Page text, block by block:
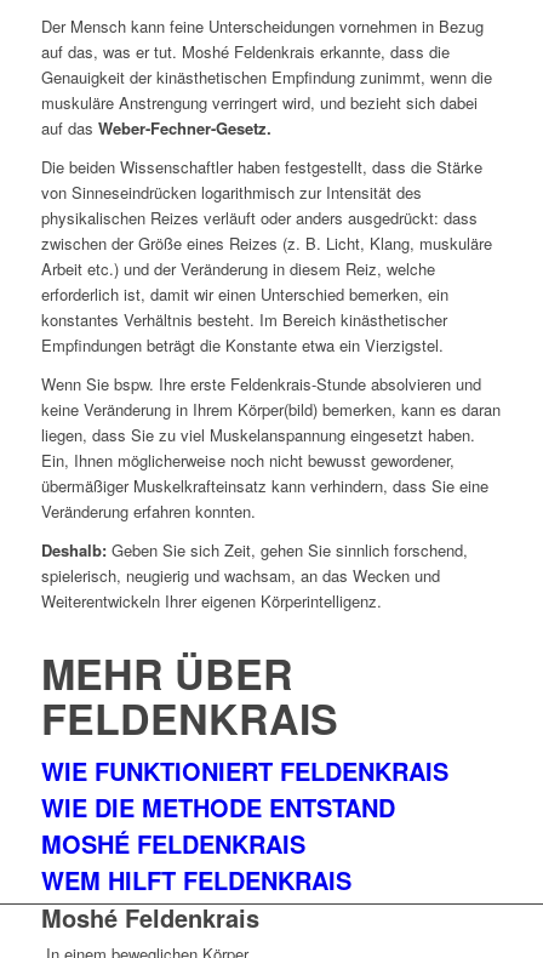
Der Mensch kann feine Unterscheidungen vornehmen in Bezug
auf das, was er tut. Moshé Feldenkrais erkannte, dass die
Genauigkeit der kinästhetischen Empfindung zunimmt, wenn die
muskuläre Anstrengung verringert wird, und bezieht sich dabei
auf das Weber-Fechner-Gesetz.
Die beiden Wissenschaftler haben festgestellt, dass die Stärke
von Sinneseindrücken logarithmisch zur Intensität des
physikalischen Reizes verläuft oder anders ausgedrückt: dass
zwischen der Größe eines Reizes (z. B. Licht, Klang, muskuläre
Arbeit etc.) und der Veränderung in diesem Reiz, welche
erforderlich ist, damit wir einen Unterschied bemerken, ein
konstantes Verhältnis besteht. Im Bereich kinästhetischer
Empfindungen beträgt die Konstante etwa ein Vierzigstel.
Wenn Sie bspw. Ihre erste Feldenkrais-Stunde absolvieren und
keine Veränderung in Ihrem Körper(bild) bemerken, kann es daran
liegen, dass Sie zu viel Muskelanspannung eingesetzt haben.
Ein, Ihnen möglicherweise noch nicht bewusst gewordener,
übermäßiger Muskelkrafteinsatz kann verhindern, dass Sie eine
Veränderung erfahren konnten.
Deshalb:Geben Sie sich Zeit, gehen Sie sinnlich forschend,
spielerisch, neugierig und wachsam, an das Wecken und
Weiterentwickeln Ihrer eigenen Körperintelligenz.
MEHR ÜBER
FELDENKRAIS
WIE FUNKTIONIERT FELDENKRAIS
WIE DIE METHODE ENTSTAND
MOSHÉ FELDENKRAIS
WEM HILFT FELDENKRAIS
Moshé Feldenkrais